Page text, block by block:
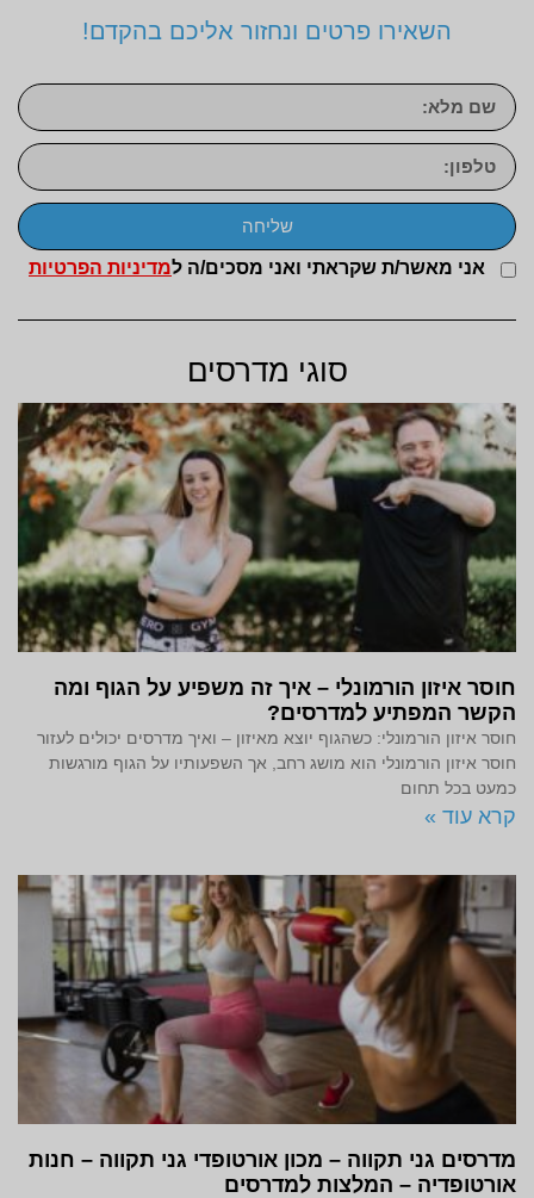
השאירו פרטים ונחזור אליכם בהקדם!
אני מאשר/ת שקראתי ואני מסכים/ה למדיניות הפרטיות
שליחה
סוגי מדרסים
חוסר איזון הורמונלי – איך זה משפיע על הגוף ומה
הקשר המפתיע למדרסים?
חוסר איזון הורמונלי: כשהגוף יוצא מאיזון – ואיך מדרסים יכולים לעזור
חוסר איזון הורמונלי הוא מושג רחב, אך השפעותיו על הגוף מורגשות
כמעט בכל תחום
קרא עוד »
מדרסים גני תקווה – מכון אורטופדי גני תקווה – חנות
אורטופדיה – המלצות למדרסים